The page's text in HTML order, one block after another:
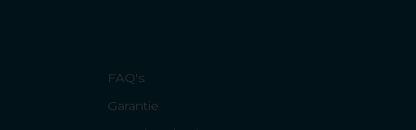
FAQ's
Garantie